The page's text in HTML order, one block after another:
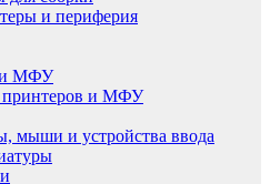
и периферия
и МФУ
и МФУ
мыши и устройства ввода